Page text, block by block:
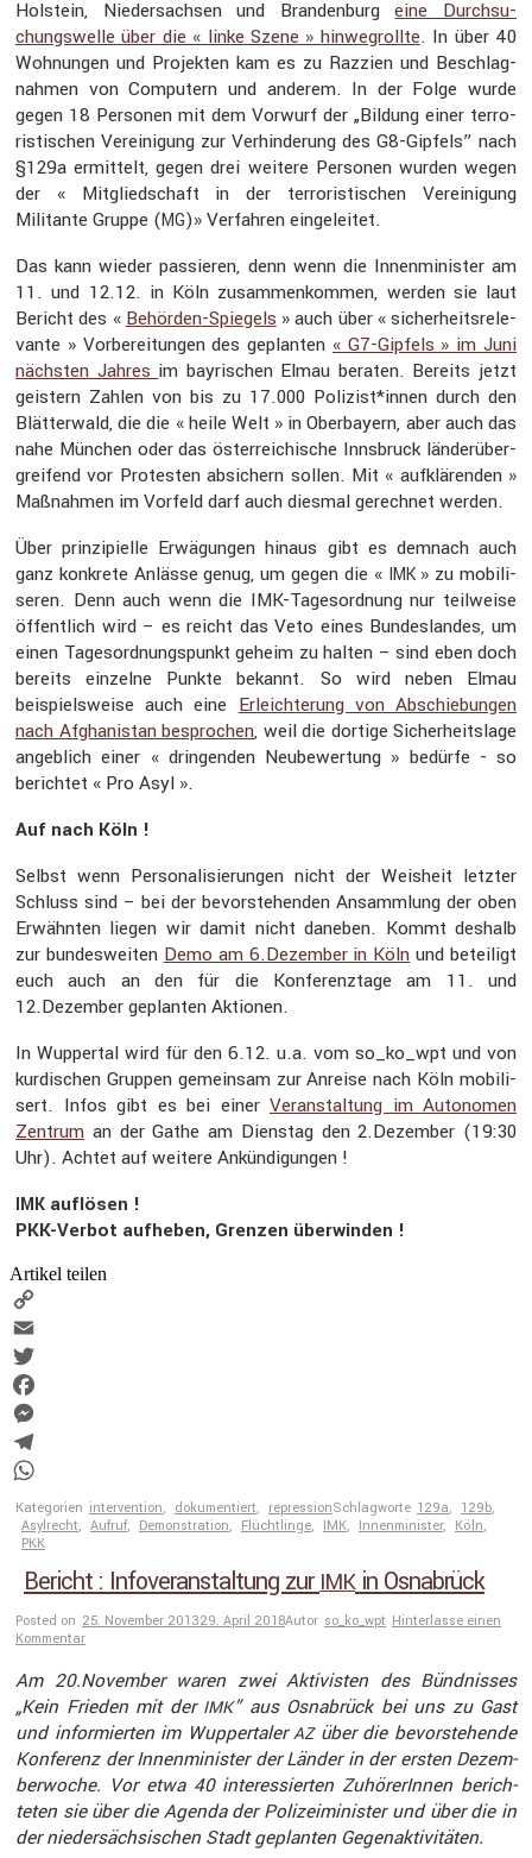
Holstein, Nieder­sachsen und Branden­burgeine Durch­su­
chungs­welle über die « linke Szene » hinweg­rollte. In über 40
Wohnungen und Projekten kam es zu Razzien und Beschlag­
nahmen von Compu­tern und anderem. In der Folge wurde
gegen 18 Personen mit dem Vorwurf der „Bildung einer terro­
ris­ti­schen Verei­ni­gung zur Verhin­de­rung des G8-Gipfels” nach
§129a ermit­telt, gegen drei weitere Personen wurden wegen
der « Mitglied­schaft in der terro­ris­ti­schen Verei­ni­gung
Militante Gruppe (MG)» Verfahren einge­leitet.
Das kann wieder passieren, denn wenn die Innen­mi­nister am
11. und 12.12. in Köln zusam­men­kommen, werden sie laut
Bericht des « Behörden-Spiegels » auch über « sicher­heits­re­le­
vante » Vorbe­rei­tungen des geplanten « G7-Gipfels » im Juni
nächsten Jahres im bayri­schen Elmau beraten. Bereits jetzt
geistern Zahlen von bis zu 17.000 Polizist*innen durch den
Blätter­wald, die die « heile Welt » in Oberbayern, aber auch das
nahe München oder das öster­rei­chi­sche Innsbruck länder­über­
grei­fend vor Protesten absichern sollen. Mit « aufklä­renden »
Maßnahmen im Vorfeld darf auch diesmal gerechnet werden.
Über prinzi­pi­elle Erwägungen hinaus gibt es demnach auch
ganz konkrete Anlässe genug, um gegen die « IMK» zu mobili­
seren. Denn auch wenn die IMK-Tages­ord­nung nur teilweise
öffent­lich wird – es reicht das Veto eines Bundes­landes, um
einen Tages­ord­nungs­punkt geheim zu halten – sind eben doch
bereits einzelne Punkte bekannt. So wird neben Elmau
beispiels­weise auch eine Erleich­te­rung von Abschie­bungen
nach Afgha­ni­stan bespro­chen, weil die dortige Sicher­heits­lage
angeb­lich einer « dringenden Neube­wer­tung » bedürfe - so
berichtet « Pro Asyl ».
Auf nach Köln !
Selbst wenn Perso­na­li­sie­rungen nicht der Weisheit letzter
Schluss sind – bei der bevor­ste­henden Ansamm­lung der oben
Erwähnten liegen wir damit nicht daneben. Kommt deshalb
zur bundes­weiten Demo am 6.Dezember in Köln und betei­ligt
euch auch an den für die Konfe­renz­tage am 11. und
12.Dezember geplanten Aktionen.
In Wuppertal wird für den 6.12. u.a. vom so_ko_wpt und von
kurdi­schen Gruppen gemeinsam zur Anreise nach Köln mobili­
sert. Infos gibt es bei einer Veran­stal­tung im Autonomen
Zentrum an der Gathe am Dienstag den 2.Dezember (19:30
Uhr). Achtet auf weitere Ankün­di­gungen !
IMK auflösen !
PKK-Verbot aufheben, Grenzen überwinden !
Artikel teilen
Copy
Link
Email
Twitter
Facebook
Messenger
Telegram
WhatsApp
Kategorien intervention, dokumentiert, repressionSchlagworte 129a, 129b,
Asylrecht, Aufruf, Demonstration, Flüchtlinge, IMK, Innenminister, Köln,
PKK
Bericht : Infoveranstaltung zurIMKin Osnabrück
Posted on 25. November 201329. April 2018Autor so_ko_wpt Hinterlasse einen
Kommentar
Am 20.November waren zwei Aktivisten des Bündnisses
„Kein Frieden mit der IMK” aus Osnabrück bei uns zu Gast
und infor­mierten im Wupper­talerAZüber die bevor­ste­hende
Konfe­renz der Innen­mi­nister der Länder in der ersten Dezem­
ber­woche. Vor etwa 40 inter­es­sierten Zuhöre­rInnen berich­
teten sie über die Agenda der Polizei­mi­nister und über die in
der nieder­säch­si­schen Stadt geplanten Gegen­ak­ti­vi­täten.